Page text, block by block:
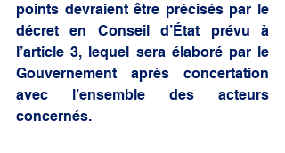
points devraient être précisés par le
décret en Conseil d’État prévu à
l’article 3, lequel sera élaboré par le
Gouvernement après concertation
avec l’ensemble des acteurs
concernés.